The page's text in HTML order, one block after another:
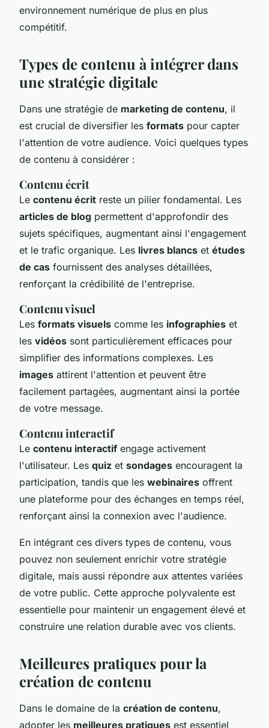
environnement numérique de plus en plus
compétitif.
Types de contenu à intégrer dans
une stratégie digitale
Dans une stratégie de marketing de contenu, il
est crucial de diversifier les formats pour capter
l'attention de votre audience. Voici quelques types
de contenu à considérer :
Contenu écrit
Le contenu écrit reste un pilier fondamental. Les
articles de blog permettent d'approfondir des
sujets spécifiques, augmentant ainsi l'engagement
et le trafic organique. Les livres blancs et études
de cas fournissent des analyses détaillées,
renforçant la crédibilité de l'entreprise.
Contenu visuel
Les formats visuels comme les infographies et
les vidéos sont particulièrement efficaces pour
simplifier des informations complexes. Les
images attirent l'attention et peuvent être
facilement partagées, augmentant ainsi la portée
de votre message.
Contenu interactif
Le contenu interactif engage activement
l'utilisateur. Les quiz et sondages encouragent la
participation, tandis que les webinaires offrent
une plateforme pour des échanges en temps réel,
renforçant ainsi la connexion avec l'audience.
En intégrant ces divers types de contenu, vous
pouvez non seulement enrichir votre stratégie
digitale, mais aussi répondre aux attentes variées
de votre public. Cette approche polyvalente est
essentielle pour maintenir un engagement élevé et
construire une relation durable avec vos clients.
Meilleures pratiques pour la
création de contenu
Dans le domaine de la création de contenu,
adopter les meilleures pratiques est essentiel